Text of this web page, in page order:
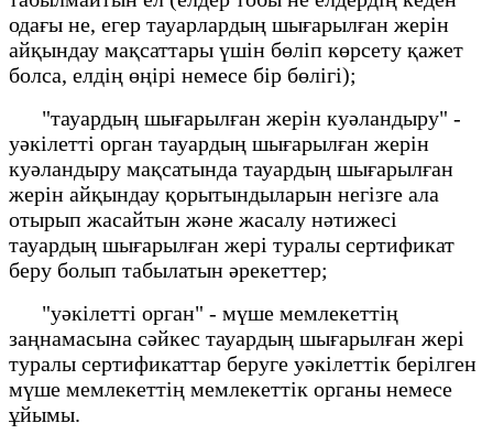
одағы не, егер тауарлардың шығарылған жерін
айқындау мақсаттары үшін бөліп көрсету қажет
болса, елдің өңірі немесе бір бөлігі);
"тауардың шығарылған жерін куәландыру" -
уәкілетті орган тауардың шығарылған жерін
куәландыру мақсатында тауардың шығарылған
жерін айқындау қорытындыларын негізге ала
отырып жасайтын және жасалу нәтижесі
тауардың шығарылған жері туралы сертификат
беру болып табылатын әрекеттер;
"уәкілетті орган" - мүше мемлекеттің
заңнамасына сәйкес тауардың шығарылған жері
туралы сертификаттар беруге уәкілеттік берілген
мүше мемлекеттің мемлекеттік органы немесе
ұйымы.